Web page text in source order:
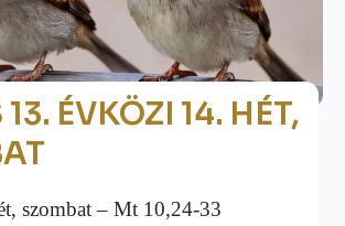
ÉVKÖZI 14. HÉT,
szombat – Mt 10,24-33